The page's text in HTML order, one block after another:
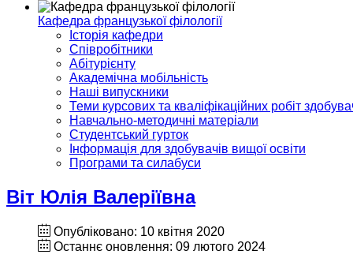
Кафедра французької філології
Історія кафедри
Співробітники
Абітурієнту
Академічна мобільність
Наші випускники
Теми курсових та кваліфікаційних робіт
Навчально-методичні матеріали
Студентський гурток
Інформація для здобувачів вищої освіти
Програми та силабуси
Віт Юлія Валеріївна
Опубліковано: 10 квітня 2020
Останнє оновлення: 09 лютого 2024